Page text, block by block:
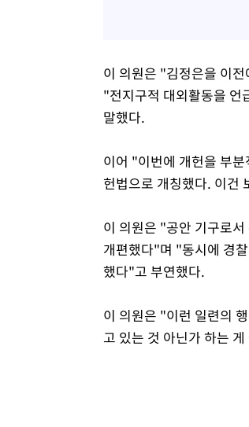
이 의원은 "김정은을 이
"전지구적 대외활동을 언
말했다.
이어 "이번에 개헌을 부
헌법으로 개칭했다. 이건
이 의원은 "공안 기구로
개편했다"며 "동시에 경
했다"고 부연했다.
이 의원은 "이런 일련의
고 있는 것 아닌가 하는